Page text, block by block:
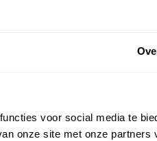
voor social media te
onze site met onze partners
in Abu
BFC